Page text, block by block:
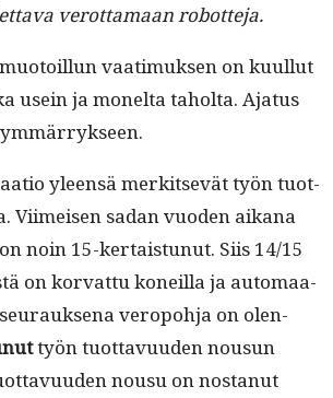
verot­ta­maan robotteja.
vaa­timuk­sen on kuul­lut
usein ja mon­elta tahol­ta. Aja­tus
yleen­sä merk­it­sevät työn tuot­
Viimeisen sadan vuo­den aikana
noin 15-ker­tais­tunut. Siis 14/15
on kor­vat­tu koneil­la ja automaa­
veropo­h­ja on olen­
työn tuot­tavu­u­den nousun
nousu on nos­tanut